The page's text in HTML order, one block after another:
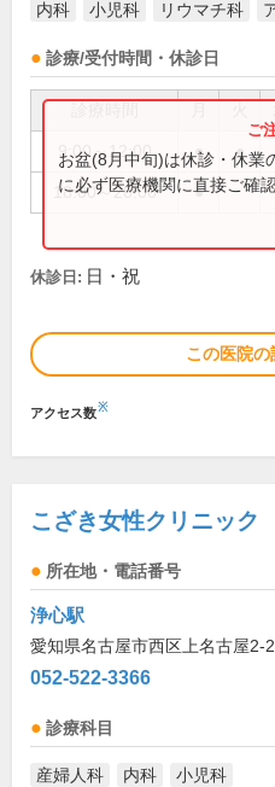
内科 小児科 リウマチ科
診療/受付時間・休診日
9:00～12:00 ● ●
18:00～20:00 ●
お盆(8月中旬)は休診・休業
に必ず医療機関に直接ご確
休診日: 日・祝
この医院の
アクセス数※
こざき女性クリニック
所在地・電話番号
浄心駅
愛知県名古屋市西区上名古屋2-
052-522-3366
診療科目
産婦人科 内科 小児科